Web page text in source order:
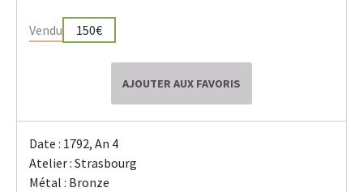
Vendu 150€
AJOUTER AUX FAVORIS
Date : 1792, An 4
Atelier : Strasbourg
Métal : Bronze